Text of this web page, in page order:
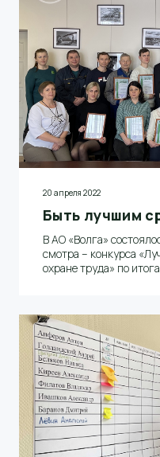
20 апреля 2022
Быть лучшим
В АО «Волга»
смотра – конкурса
охране труда» по